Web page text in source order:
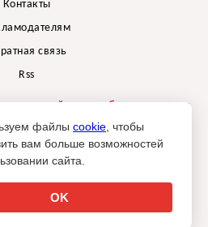
Контакты
связь
Rss
проектбрендингового
Depot
Sostav.ru допустимо только при
источника.
18+
файлы cookie , чтобы
вам больше возможностей
сайта.
OK